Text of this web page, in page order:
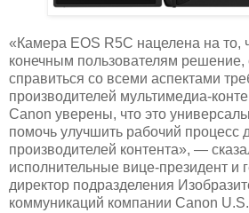
«Камера EOS R5C нацелена на то,
конечным пользователям решение,
справиться со всеми аспектами
производителей мультимедиа-
Canon уверены, что это
помочь улучшить рабочий процесс
производителей контента», —
исполнительные вице-президент и
директор подразделения
коммуникаций компании Canon